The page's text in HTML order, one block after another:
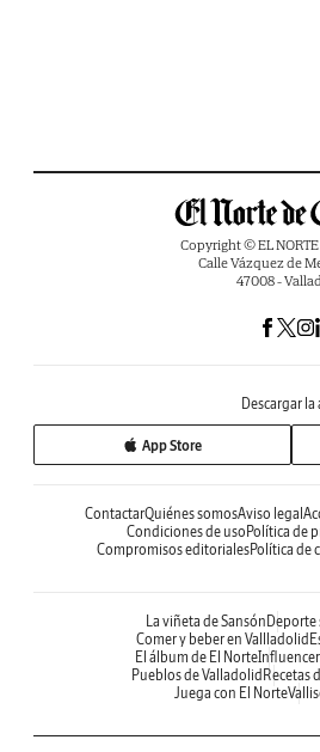
Copyright © EL NORTE
Calle Vázquez de
47008 -
Descargar la
App Store
ContactarQuiénes somosAviso legal
Condiciones de uso Política de
Compromisos editorialesPolítica de
La viñeta de Sansón Deporte
Comer y beber en Vallladolid
El álbum de El Norte
Pueblos de Valladolid Recetas
Juega con El Norte